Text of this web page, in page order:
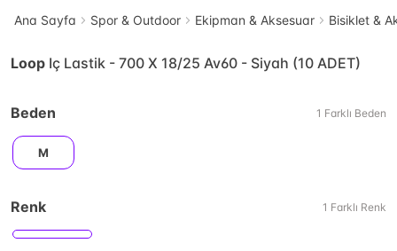
Ana Sayfa Spor & Outdoor Ekipman & Aksesuar Bisiklet &
Loop Iç Lastik - 700 X 18/25 Av60 - Siyah (10 ADET)
Beden 1 Farklı Beden
M
Renk 1 Farklı Renk